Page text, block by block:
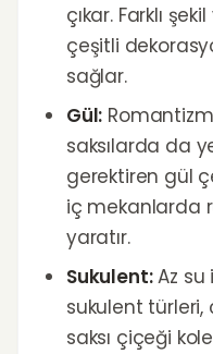
çıkar. Farklı
çeşitli
sağlar.
Gül:
saksılarda da
gerektiren gül
iç mekanlarda
yaratır.
Sukulent:Az su
sukulent türleri,
saksı çiçeği